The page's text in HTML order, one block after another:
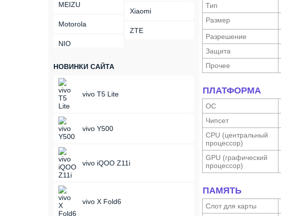
MEIZU
Motorola
NIO
Xiaomi
ZTE
НОВИНКИ САЙТА
vivo T5 Lite
vivo Y500
vivo iQOO Z11i
vivo X Fold6
Тип
Размер
Разре­шение
Защита
Прочее
ПЛАТФОРМА
ОС
Чипсет
CPU (централь­ный
процес­сор)
GPU (графи­ческий
процес­сор)
ПАМЯТЬ
Слот для карты